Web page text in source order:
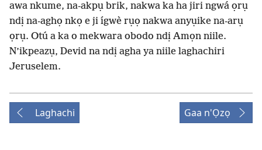
awa nkume, na-akpụ brik, nakwa ka ha jiri ngwá ọrụ
ndị na-aghọ nkọ e ji ígwè rụọ nakwa anyụike na-arụ
ọrụ. Otú a ka o mekwara obodo ndị Amọn niile.
N’ikpeazụ, Devid na ndị agha ya niile laghachiri
Jeruselem.
Laghachi Gaa n'Ọzọ